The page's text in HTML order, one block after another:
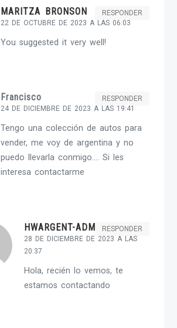
MARITZA BRONSON
22 DE OCTUBRE DE 2023 A LAS 06:03
RESPONDER
You suggested it very well!
Francisco
24 DE DICIEMBRE DE 2023 A LAS 19:41
RESPONDER
Tengo una colección de autos para
vender, me voy de argentina y no
puedo llevarla conmigo…. Si les
interesa contactarme
HWARGENT-ADMIN
28 DE DICIEMBRE DE 2023 A LAS
20:37
RESPONDER
Hola, recién lo vemos, te
estamos contactando